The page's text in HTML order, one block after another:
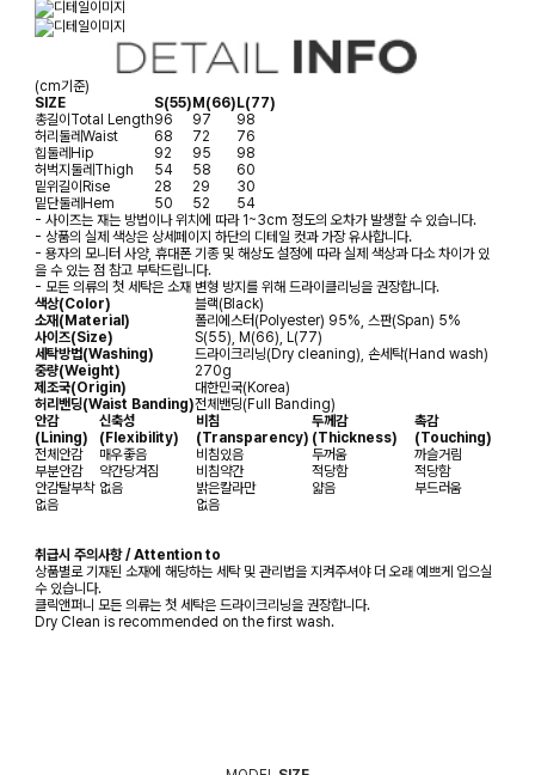
(cm기준)
SIZE
S(55)M(66)L(77)
총길이Total Length96 97
98
허리둘레Waist 68 72
76
힙둘레Hip 92 95
98
허벅지둘레Thigh 54 58
60
밑위길이Rise 28 29
30
밑단둘레Hem 50 52
54
- 사이즈는 재는 방법이나 위치에 따라 1~3cm 정도의 오차가 발생할 수 있습니다.
- 상품의 실제 색상은 상세페이지 하단의 디테일 컷과 가장 유사합니다.
- 용자의 모니터 사양, 휴대폰 기종 및 해상도 설정에 따라 실제 색상과 다소 차이가 있
을 수 있는 점 참고 부탁드립니다.
- 모든 의류의 첫 세탁은 소재 변형 방지를 위해 드라이클리닝을 권장합니다.
색상(Color)
블랙(Black)
소재(Material)
폴리에스터(Polyester) 95%, 스판(Span) 5%
사이즈(Size)
S(55), M(66), L(77)
세탁방법(Washing)
드라이크리닝(Dry cleaning), 손세탁(Hand wash)
중량(Weight)
270g
제조국(Origin)
대한민국(Korea)
허리밴딩(Waist Banding)전체밴딩(Full Banding)
안감
(Lining)
신축성
(Flexibility)
비침
(Transparency)
두께감
(Thickness)
촉감
(Touching)
전체안감
매우좋음 비침있음 두꺼움
까슬거림
부분안감
약간당겨짐 비침약간 적당함
적당함
안감탈부착 없음 밝은칼라만 얇음
부드러움
없음
없음
취급시 주의사항 / Attention to
상품별로 기재된 소재에 해당하는 세탁 및 관리법을 지켜주셔야 더 오래 예쁘게 입으실
수 있습니다.
클릭앤퍼니 모든 의류는 첫 세탁은 드라이크리닝을 권장합니다.
Dry Clean is recommended on the first wash.